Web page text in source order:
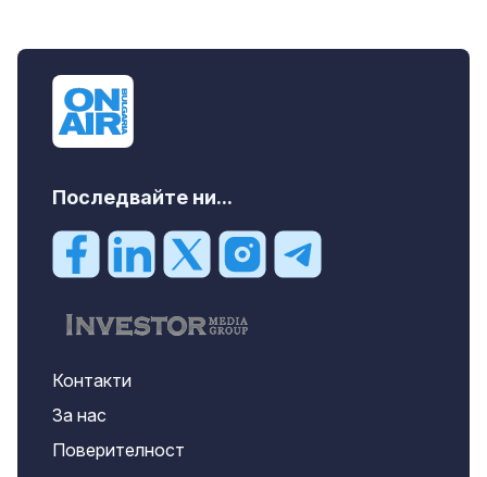
Последвайте ни...
Контакти
За нас
Поверителност